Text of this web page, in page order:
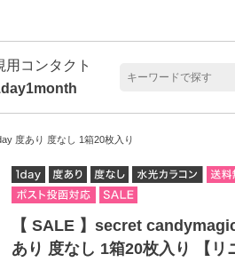
度あり 度なし 1箱20枚入り
【 SALE 】secret
あり 度なし 1箱20枚入り 【リ
用コンタクト
1month